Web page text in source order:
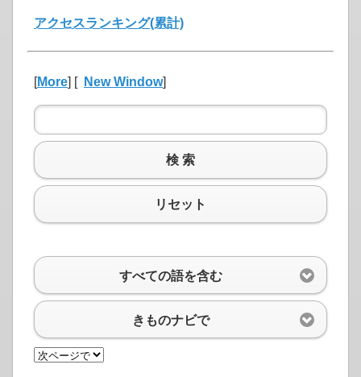
アクセスランキング(累計)
[More] [ New Window]
検 索
リセット
すべての語を含む
きものナビで